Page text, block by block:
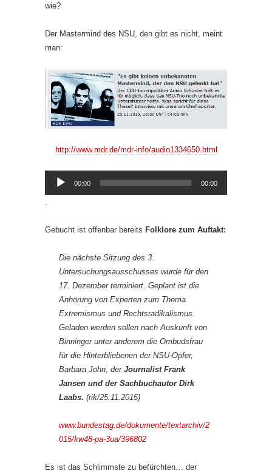
wie?
Der Mastermind des NSU, den gibt es nicht, meint
man:
http://www.mdr.de/mdr-info/audio1334650.html
Audio-
00:00 00:00
.
Gebucht ist offenbar bereits Folklore zum Auftakt:
Die nächste Sitzung des 3.
Untersuchungsausschusses wurde für den
17. Dezember terminiert. Geplant ist die
Anhörung von Experten zum Thema
Extremismus und Rechtsradikalismus.
Geladen werden sollen nach Auskunft von
Binninger unter anderem die Ombudsfrau
für die Hinterbliebenen der NSU-Opfer,
Barbara John, derJournalist Frank
Jansen und der Sachbuchautor Dirk
Laabs. (rik/25.11.2015)
www.bundestag.de/dokumente/textarchiv/2
015/kw48-pa-3ua/396802
Es ist das Schlimmste zu befürchten… der